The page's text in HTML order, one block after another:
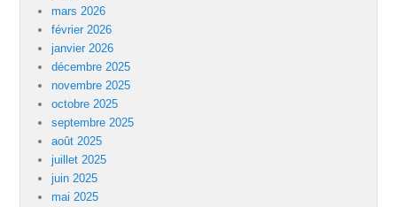
mars 2026
février 2026
janvier 2026
décembre 2025
novembre 2025
octobre 2025
septembre 2025
août 2025
juillet 2025
juin 2025
mai 2025